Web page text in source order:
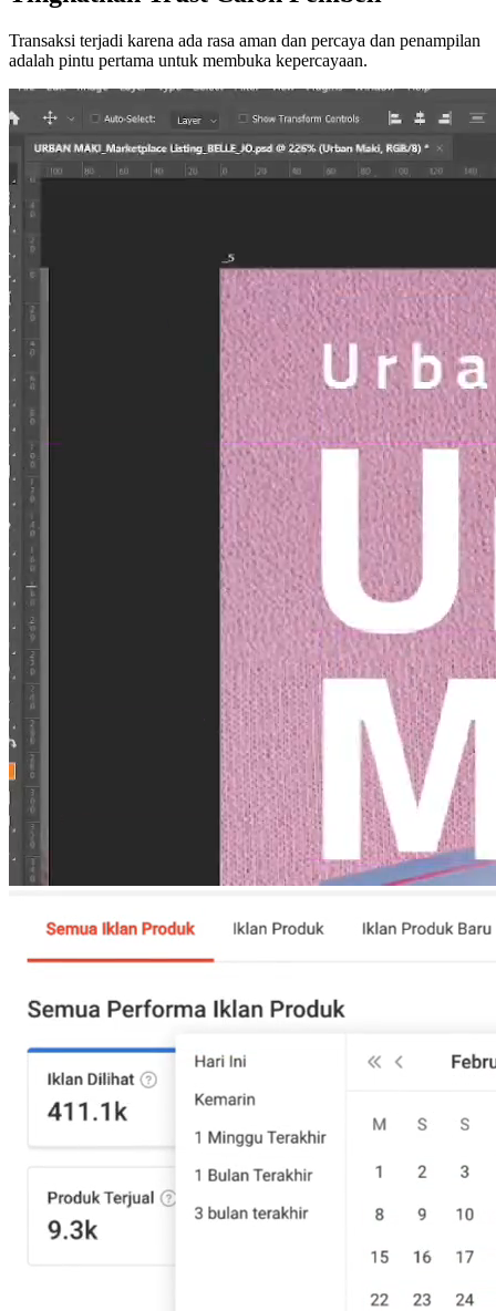
Transaksi terjadi karena ada rasa aman dan percaya dan penampilan
adalah pintu pertama untuk membuka kepercayaan.